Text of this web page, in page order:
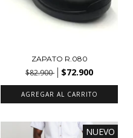
ZAPATO R.080
$82.900 $72.900
AGREGAR AL CARRITO
NUEVO